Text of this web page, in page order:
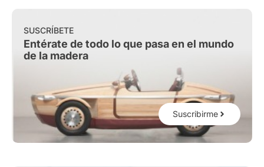
SUSCRÍBETE
Entérate de todo lo que pasa en el mundo
de la madera
Suscribirme